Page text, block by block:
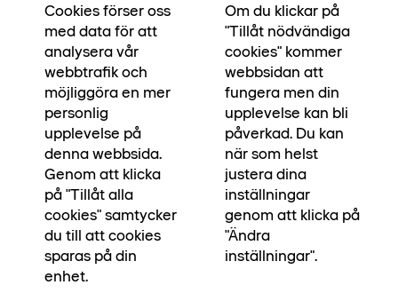
När du köper en bostad från oss, köper du direkt
från den som har byggt huset. Direkt från den
som har satt klimatmålen, direkt från den som
blandat betonggrunden och bestämt vilken
biologisk mångfald platsen ska bidra med. Ja, till
och med direkt från den som lägger asfalten
bredvid. Våra egna arkitekter och
byggingenjörer har skapat bostaden för dig som
ska stå pall i många, många år. För att du ska
kunna stå pall i din vardag, och skapa
minnesvärda ögonblick.
Läs om Platser & ögonblick här
Cookies förser oss
med data för att
analysera vår
webbtrafik och
möjliggöra en mer
personlig
upplevelse på
denna webbsida.
Genom att klicka
på "Tillåt alla
cookies" samtycker
du till att cookies
sparas på din
enhet.
Om du klickar på
"Tillåt nödvändiga
cookies" kommer
webbsidan att
fungera men din
upplevelse kan bli
påverkad. Du kan
när som helst
justera dina
inställningar
genom att klicka på
"Ändra
inställningar".